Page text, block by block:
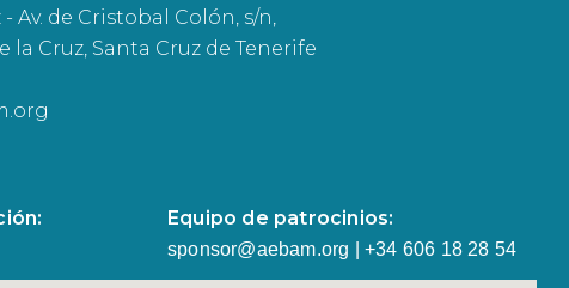
Av. de Cristobal Colón, s/n,
la Cruz, Santa Cruz de Tenerife
Equipo de patrocinios:
sponsor@aebam.org | +34 606 18 28 54